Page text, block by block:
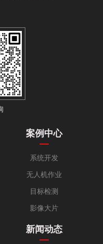
案例中心
系统开发
无人机作业
目标检测
影像大片
新闻动态